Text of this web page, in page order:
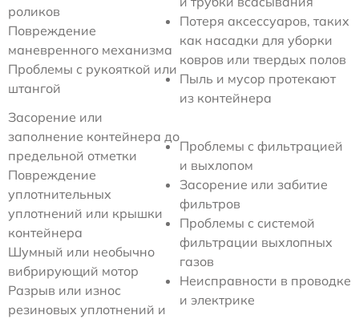
роликов
Повреждение
маневренного механизма
Проблемы с рукояткой или
штангой
Потеря аксессуаров, таких
как насадки для уборки
ковров или твердых полов
Пыль и мусор протекают
из контейнера
Засорение или
заполнение контейнера до
предельной отметки
Повреждение
уплотнительных
уплотнений или крышки
контейнера
Шумный или необычно
вибрирующий мотор
Разрыв или износ
резиновых уплотнений и
Проблемы с фильтрацией
и выхлопом
Засорение или забитие
фильтров
Проблемы с системой
фильтрации выхлопных
газов
Неисправности в проводке
и электрике